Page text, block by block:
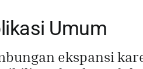
Umum
ekspansi